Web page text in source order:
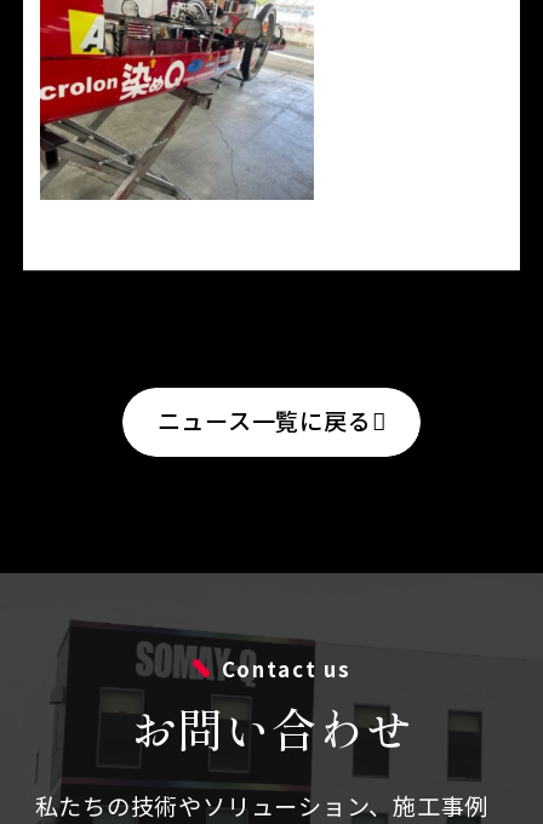
ニュース一覧に戻る
Contact us
お問い合わせ
私たちの技術やソリューション、施⼯事例